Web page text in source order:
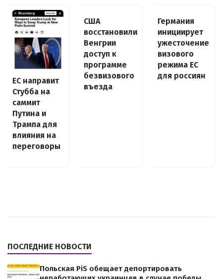
ЕС направит
Стубба на
саммит
Путина и
Трампа для
влияния на
переговоры
США
восстановили
Венгрии
доступ к
программе
безвизового
въезда
Германия
инициирует
ужесточение
визового
режима ЕС
для россиян
ПОСЛЕДНИЕ НОВОСТИ
Польская PiS обещает депортировать